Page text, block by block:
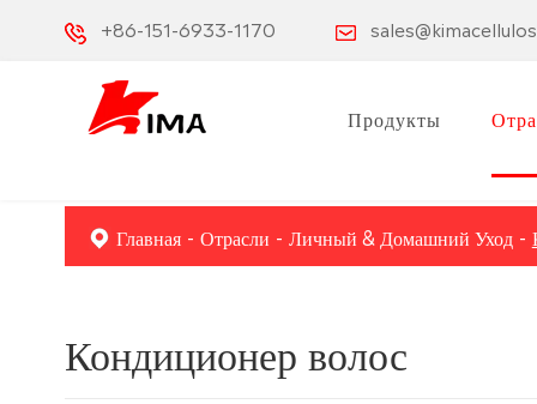
+86-151-6933-1170
Продукты
Главная Отрасли Личный & Домашний Уход
Кондиционер волос